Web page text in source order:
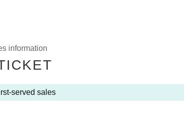
don't want to go to)
部
information
served sales